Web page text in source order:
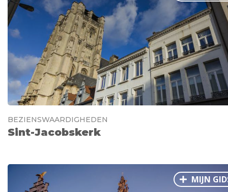
BEZIENSWAARDIGHEDEN
Sint-Jacobskerk
MIJN